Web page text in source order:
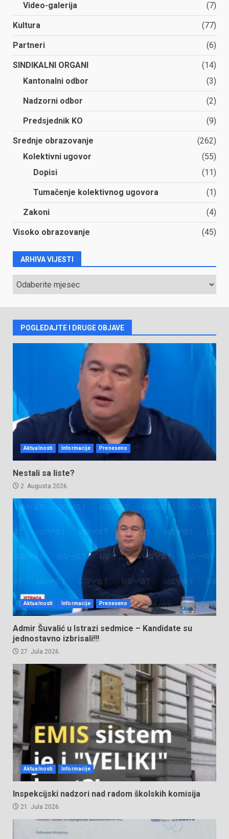
Video-galerija (7)
Kultura (77)
Partneri (6)
SINDIKALNI ORGANI
(14)
Kantonalni odbor
(3)
Nadzorni odbor (2)
Predsjednik KO (9)
Srednje obrazovanje
(262)
Kolektivni ugovor
(55)
Dopisi
(11)
Tumačenje kolektivnog ugovora (1)
Zakoni (4)
Visoko obrazovanje (45)
ARHIVA VIJESTI
ARHIVA
VIJESTI
POGLEDAJTE I DRUGE OBJAVE
Aktualnosti Informacije Preneseno
Nestali sa liste?
2. Augusta 2026.
Aktualnosti Informacije Preneseno
Admir Šuvalić u Istrazi sedmice – Kandidate su
jednostavno izbrisali!!!
27. Jula 2026.
Aktualnosti Informacije
Inspekcijski nadzori nad radom školskih komisija
21. Jula 2026.